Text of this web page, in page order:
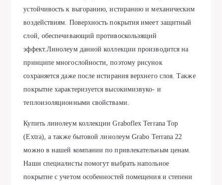
устойчивость к выгоранию, истиранию и механическим
воздействиям. Поверхность покрытия имеет защитный
слой, обеспечивающий противоскользящий
эффект.Линолеум данной коллекции производится на
принципе многослойности, поэтому рисунок
сохраняется даже после истирания верхнего слоя. Также
покрытие характеризуется высокимизвуко- и
теплоизоляционными свойствами.
Купить линолеум коллекции Graboflex Terrana Top
(Extra), а также бытовой линолеум Grabo Terrana 22
можно в нашей компании по привлекательным ценам.
Наши специалисты помогут выбрать напольное
покрытие с учетом особенностей помещения и степени